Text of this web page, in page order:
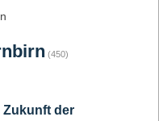
(450)
Zukunft der